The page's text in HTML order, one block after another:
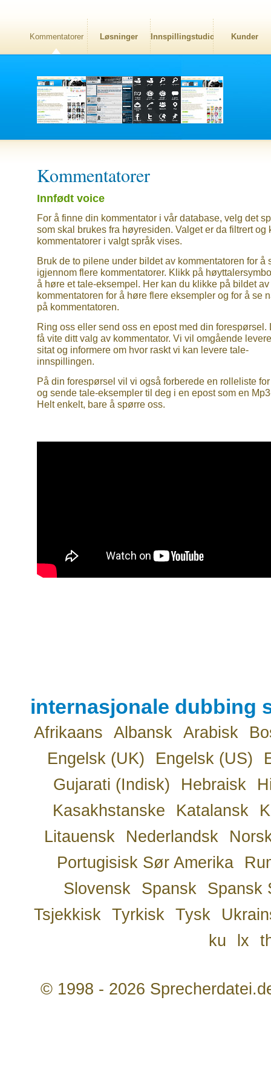
Kommentatorer Løsninger Innspillingstudio Kunder
Kommentatorer
Innfødt voice
For å finne din kommentator i vår database, velg det
som skal brukes fra høyresiden. Valget er da filtrert og
kommentatorer i valgt språk vises.
Bruk de to pilene under bildet av kommentatoren for å
igjennom flere kommentatorer. Klikk på
å høre et tale-eksempel. Her kan du klikke på bildet av
kommentatoren for å høre flere eksempler og for å se
på kommentatoren.
Ring oss eller send oss en epost med din forespørsel.
få vite ditt valg av kommentator. Vi vil omgående
sitat og informere om hvor raskt vi kan levere tale-
innspillingen.
På din forespørsel vil vi også forberede en rolleliste
og sende tale-eksempler til deg i en epost som en
Helt enkelt, bare å spørre oss.
internasjonale dubbing
Afrikaans Albansk Arabisk
Engelsk (UK)
Engelsk (US)
Gujarati (Indisk)
Hebraisk
Kasakhstanske
Katalansk
Litauensk
Nederlandsk
Portugisisk Sør Amerika
Slovensk
Spansk
Spansk
Tsjekkisk
Tyrkisk Tysk
ku
lx
© 1998 - 2026